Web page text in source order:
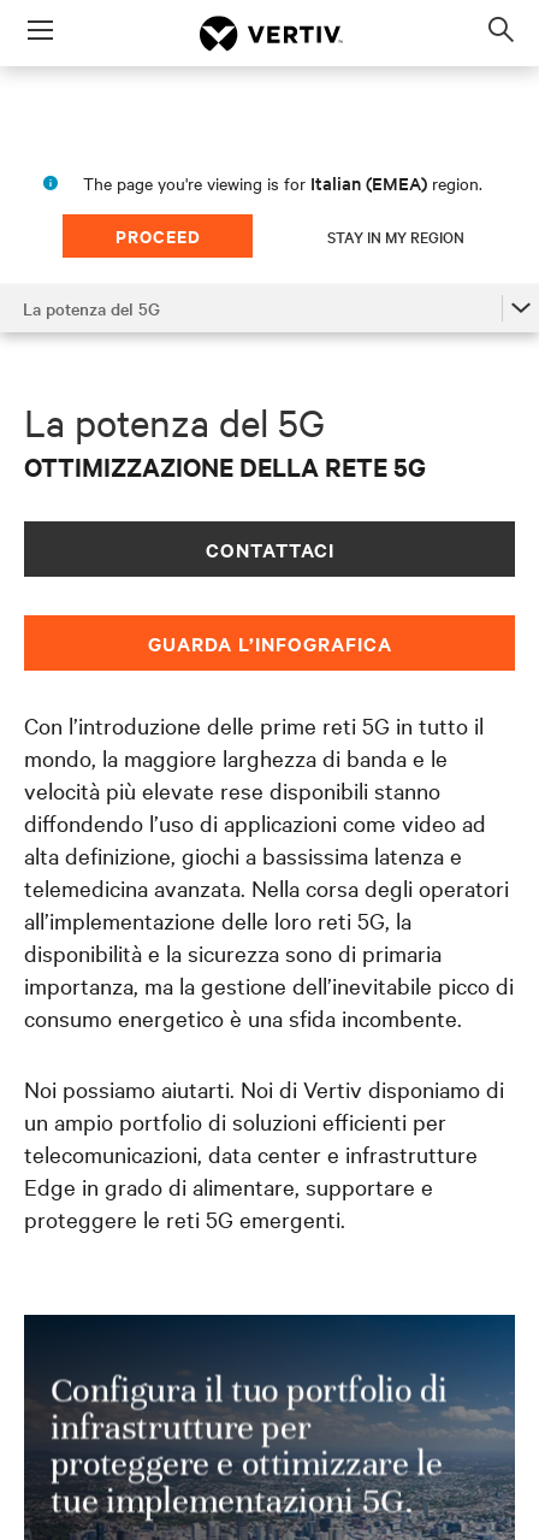
Menu
The page you're viewing is for Italian (EMEA) region.
PROCEED STAY IN MY REGION
La potenza del 5G
di rete 5G e di aiutare le aziende nella
La potenza del 5G
Il 5G e l’edge
La potenza del 5G
OTTIMIZZAZIONE DELLA RETE 5G
CONTATTACI
GUARDA L’INFOGRAFICA
Con l’introduzione delle prime reti 5G in tutto il
mondo, la maggiore larghezza di banda e le
velocità più elevate rese disponibili stanno
diffondendo l’uso di applicazioni come video ad
alta definizione, giochi a bassissima latenza e
telemedicina avanzata. Nella corsa degli operatori
all’implementazione delle loro reti 5G, la
disponibilità e la sicurezza sono di primaria
importanza, ma la gestione dell’inevitabile picco di
consumo energetico è una sfida incombente.
Noi possiamo aiutarti. Noi di Vertiv disponiamo di
un ampio portfolio di soluzioni efficienti per
telecomunicazioni, data center e infrastrutture
Edge in grado di alimentare, supportare e
proteggere le reti 5G emergenti.